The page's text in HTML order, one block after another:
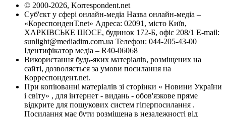
© 2000-2026, Korrespondent.net
Суб'єкт у сфері онлайн-медіа Назва онлайн-медіа –
«КореспонденТ.net» Адреса: 02091, місто Київ,
ХАРКІВСЬКЕ ШОСЕ, будинок 172-Б, офіс 208/1 E-mail:
sunlight@mediadim.com.ua Телефон: 044-205-43-00
Ідентифікатор медіа – R40-06068
Використання будь-яких матеріалів, розміщених на
сайті, дозволяється за умови посилання на
Корреспондент.net.
При копіюванні матеріалів зі сторінки « Новини України
і світу» , для інтернет - видань - обов'язкове пряме
відкрите для пошукових систем гіперпосилання .
Посилання має бути розміщена в незалежності від